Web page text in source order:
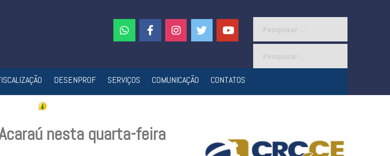
DESENPROF SERVIÇOS COMUNICAÇÃO CONTATOS
nesta quarta-feira